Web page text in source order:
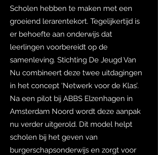
Scholen hebben te maken met een
groeiend lerarentekort. Tegelijkertijd is
er behoefte aan onderwijs dat
leerlingen voorbereidt op de
samenleving. Stichting De Jeugd Van
Nu combineert deze twee uitdagingen
in het concept ‘Netwerk voor de Klas’.
Na een pilot bij ABBS Elzenhagen in
Amsterdam Noord wordt deze aanpak
nu verder uitgerold. Dit model helpt
scholen bij het geven van
burgerschapsonderwijs en zorgt voor